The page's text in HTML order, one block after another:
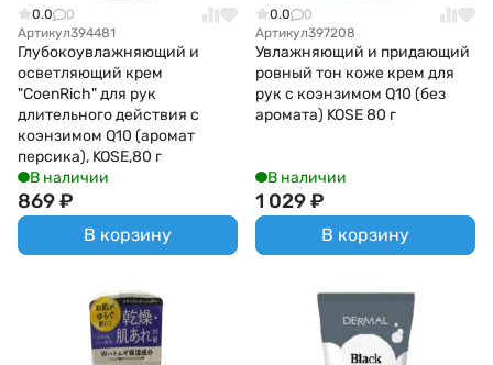
0.0
0
Артикул394481
Глубокоувлажняющий и
осветляющий крем
"CoenRich" для рук
длительного действия с
коэнзимом Q10 (аромат
персика), KOSE,80 г
В наличии
869₽
В корзину
0.0
0
Артикул397208
Увлажняющий и придающий
ровный тон коже крем для
рук с коэнзимом Q10 (без
аромата) KOSE 80 г
В наличии
1 029₽
В корзину